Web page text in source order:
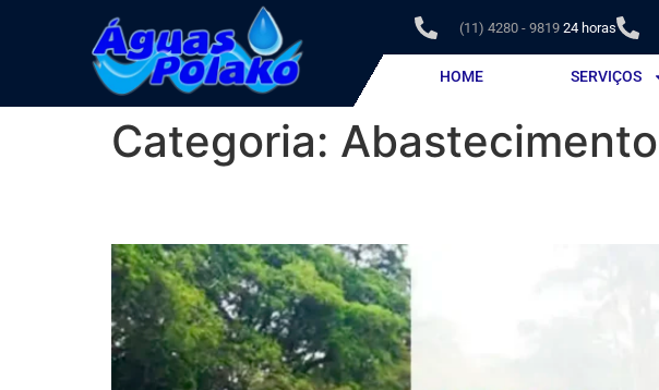
(11) 4280 - 981924 horas
HOME SERVIÇOS
Categoria: